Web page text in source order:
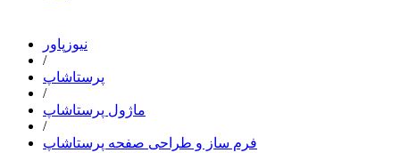
نیوزپاور
/
پرستاشاپ
/
ماژول پرستاشاپ
/
فرم ساز و طراحی صفحه پرستاشاپ